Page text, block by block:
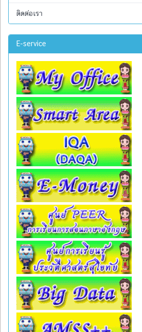
ติดต่อเรา
E-service